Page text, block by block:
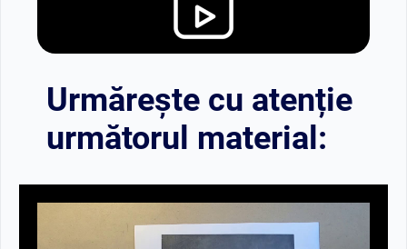
Urmărește cu atenție
următorul material: